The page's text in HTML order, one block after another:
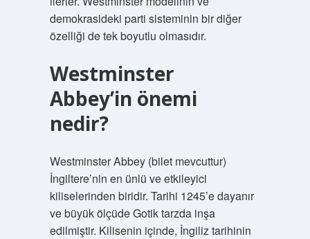
demokrasideki parti sisteminin bir diğer
özelliği de tek boyutlu olmasıdır.
Westminster
Abbey’in önemi
nedir?
Westminster Abbey (bilet mevcuttur)
İngiltere’nin en ünlü ve etkileyici
kiliselerinden biridir. Tarihi 1245’e dayanır
ve büyük ölçüde Gotik tarzda inşa
edilmiştir. Kilisenin içinde, İngiliz tarihinin